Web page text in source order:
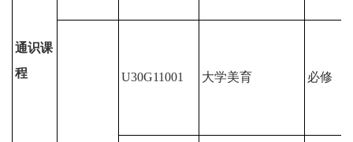
通识课
程
U30G11001 大学美育 必修